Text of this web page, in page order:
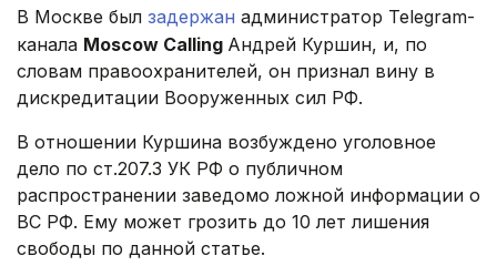
В Москве был задержан администратор Telegram-
канала Moscow Calling Андрей Куршин, и, по
словам правоохранителей, он признал вину в
дискредитации Вооруженных сил РФ.
В отношении Куршина возбуждено уголовное
дело по ст.207.3 УК РФ о публичном
распространении заведомо ложной информации о
ВС РФ. Ему может грозить до 10 лет лишения
свободы по данной статье.